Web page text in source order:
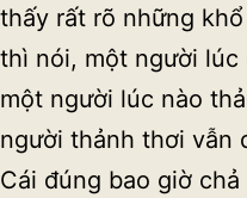
thấy rất rõ những
thì nói, một người lúc
một người lúc nào
người thảnh thơi vẫn
Cái đúng bao giờ